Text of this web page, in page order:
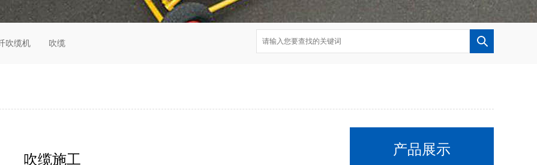
吹缆机 吹缆
产品展示
吹缆施工